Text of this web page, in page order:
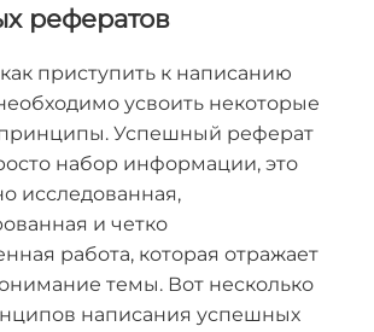
рефератов
приступить к написанию
усвоить некоторые
Успешный реферат
набор информации, это
исследованная,
и четко
работа, которая отражает
темы. Вот несколько
написания успешных